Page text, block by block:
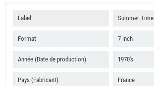
Label Summer Time
Format 7 inch
Année (Date de production) 1970's
Pays (Fabricant) France